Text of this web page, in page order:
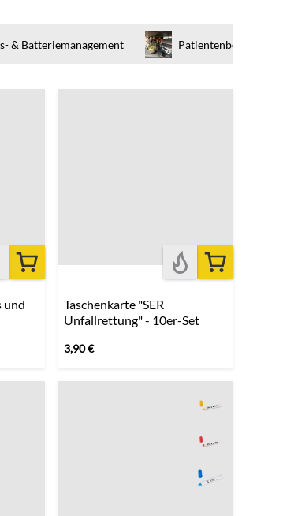
& Batteriemanagement Patientenbetreuung & -
und
Taschenkarte "SER
Unfallrettung" - 10er-Set
3,90€